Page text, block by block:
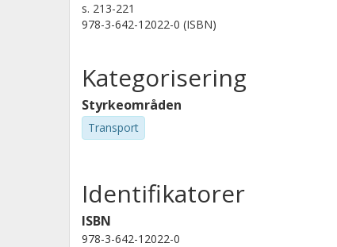
s. 213-221
978-3-642-12022-0 (ISBN)
Kategorisering
Styrkeområden
Transport
Identifikatorer
ISBN
978-3-642-12022-0